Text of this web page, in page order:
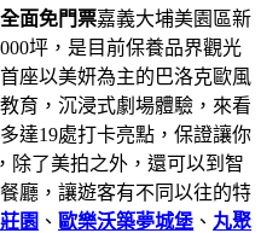
面免門票嘉義大埔美園區新
坪，是目前保養品界觀光
座以美妍為主的巴洛克歐風
育，沉浸式劇場體驗，來看
達19處打卡亮點，保證讓你
除了美拍之外，還可以到智
廳，讓遊客有不同以往的特
園 、 歐樂沃築夢城堡 、 丸聚